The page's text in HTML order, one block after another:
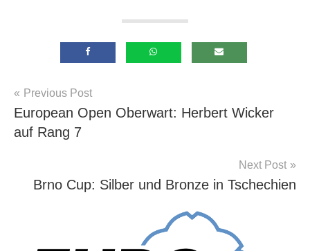
Allgemein
Beitragsnavigation
Previous Post
European Open Oberwart: Herbert Wicker
auf Rang 7
Next Post
Brno Cup: Silber und Bronze in Tschechien